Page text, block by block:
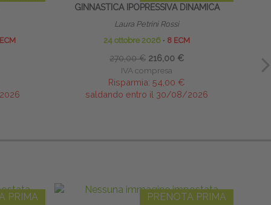
GINNASTICA IPOPRESSIVA DINAMICA
Laura Petrini Rossi
24 ottobre 2026 ∙ 8 ECM
270,00 € 216,00 €
IVA compresa
Risparmia: 54,00 €
saldando entro il 30/08/2026
PRIMA PRENOTA PRIMA